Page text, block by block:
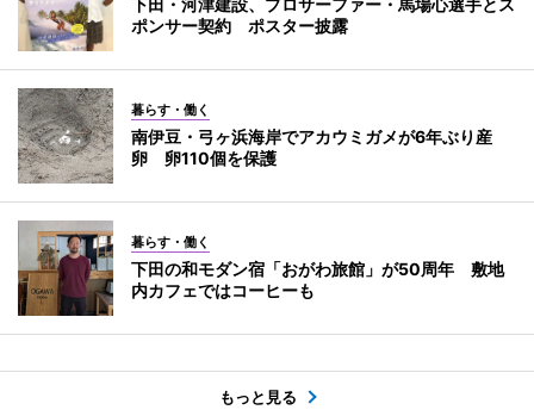
ポンサー契約 ポスター披露
暮らす・働く
南伊豆・弓ヶ浜海岸でアカウミガメが6年ぶり産
卵 卵110個を保護
暮らす・働く
下田の和モダン宿「おがわ旅館」が50周年 敷地
内カフェではコーヒーも
もっと見る